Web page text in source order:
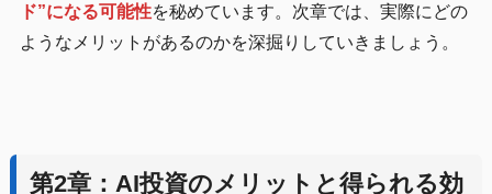
ド”になる可能性を秘めています。次章では、実際にどの
ようなメリットがあるのかを深掘りしていきましょう。
第2章：AI投資のメリットと得られる効